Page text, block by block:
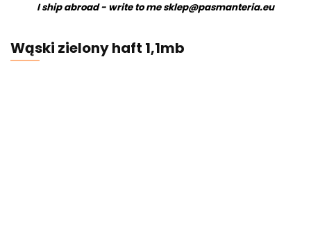
I ship abroad - write to mesklep@pasmanteria.eu
Wąski zielony haft 1,1mb